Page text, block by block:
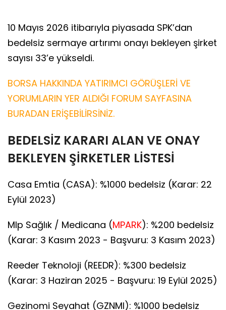
10 Mayıs 2026 itibarıyla piyasada SPK’dan
bedelsiz sermaye artırımı onayı bekleyen şirket
sayısı 33’e yükseldi.
BORSA HAKKINDA YATIRIMCI GÖRÜŞLERİ VE
YORUMLARIN YER ALDIĞI FORUM SAYFASINA
BURADAN ERİŞEBİLİRSİNİZ.
BEDELSİZ KARARI ALAN VE ONAY
BEKLEYEN ŞİRKETLER LİSTESİ
Casa Emtia (CASA): %1000 bedelsiz (Karar: 22
Eylül 2023)
Mlp Sağlık / Medicana (MPARK): %200 bedelsiz
(Karar: 3 Kasım 2023 - Başvuru: 3 Kasım 2023)
Reeder Teknoloji (REEDR): %300 bedelsiz
(Karar: 3 Haziran 2025 - Başvuru: 19 Eylül 2025)
Gezinomi Seyahat (GZNMI): %1000 bedelsiz